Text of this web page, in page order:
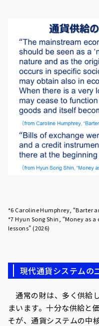
*6 Caroline Humphrey, “Barter
*7 Hyun Song Shin, “Money as
lessons” (2026)
現代通貨システムの
通常の財は、多く供給
まいます。十分な供給と
そが、通貨システムの中